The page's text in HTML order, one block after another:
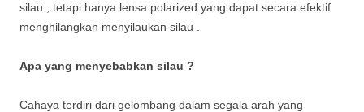
silau , tetapi hanya lensa polarized yang dapat secara efektif
menghilangkan menyilaukan silau .
Apa yang menyebabkan silau ?
Cahaya terdiri dari gelombang dalam segala arah yang